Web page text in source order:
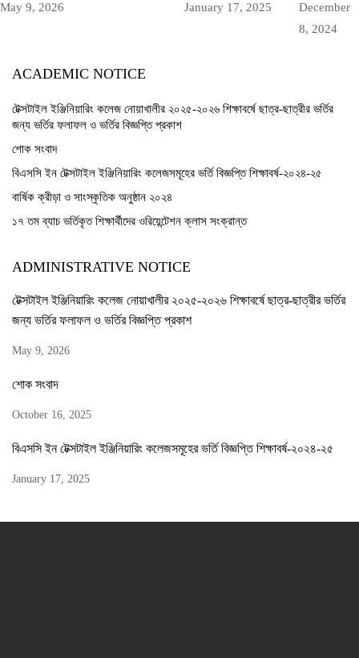
May 9, 2026 January 17, 2025
December
8, 2024
ACADEMIC NOTICE
টেক্সটাইল ইঞ্জিনিয়ারিং কলেজ নোয়াখালীর ২০২৫-২০২৬ শিক্ষাবর্ষে ছাত্র-ছাত্রীর ভর্তির
জন্য ভর্তির ফলাফল ও ভর্তির বিজ্ঞপ্তি প্রকাশ
শোক সংবাদ
বিএসসি ইন টেক্সটাইল ইঞ্জিনিয়ারিং কলেজসমূহের ভর্তি বিজ্ঞপ্তি শিক্ষাবর্ষ-২০২৪-২৫
বার্ষিক ক্রীড়া ও সাংস্কৃতিক অনুষ্ঠান ২০২৪
১৭ তম ব্যাচ ভর্তিকৃত শিক্ষার্থীদের ওরিয়েন্টেশন ক্লাস সংক্রান্ত
ADMINISTRATIVE NOTICE
টেক্সটাইল ইঞ্জিনিয়ারিং কলেজ নোয়াখালীর ২০২৫-২০২৬ শিক্ষাবর্ষে ছাত্র-ছাত্রীর ভর্তির
জন্য ভর্তির ফলাফল ও ভর্তির বিজ্ঞপ্তি প্রকাশ
May 9, 2026
শোক সংবাদ
October 16, 2025
বিএসসি ইন টেক্সটাইল ইঞ্জিনিয়ারিং কলেজসমূহের ভর্তি বিজ্ঞপ্তি শিক্ষাবর্ষ-২০২৪-২৫
January 17, 2025